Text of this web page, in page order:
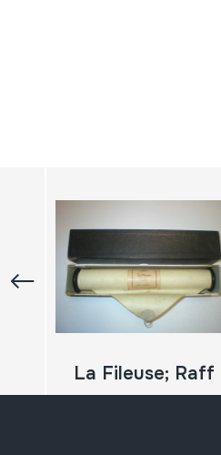
La Fileuse; Raff